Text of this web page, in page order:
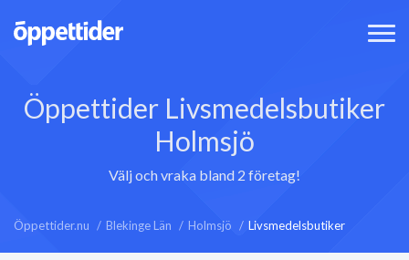
Öppettider Livsmedelsbutiker
Holmsjö
Välj och vraka bland 2 företag!
Öppettider.nu Blekinge Län Holmsjö Livsmedelsbutiker